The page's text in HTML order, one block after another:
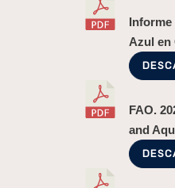
Azul en
FAO.
and